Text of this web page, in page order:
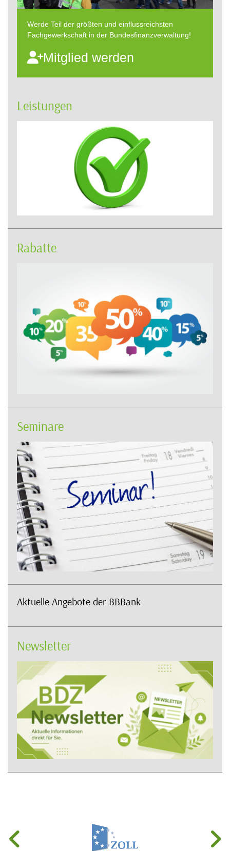
Werde Teil der größten und einflussreichsten
Fachgewerkschaft in der Bundesfinanzverwaltung!
Mitglied werden
Leistungen
Rabatte
Seminare
Aktuelle Angebote der BBBank
Newsletter